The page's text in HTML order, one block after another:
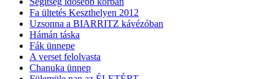
Fa ültetés Keszthelyen 2012
Uzsonna a BIARRITZ kávézóban
Hámán táska
Fák ünnepe
A verset felolvasta
Chanuka ünnep